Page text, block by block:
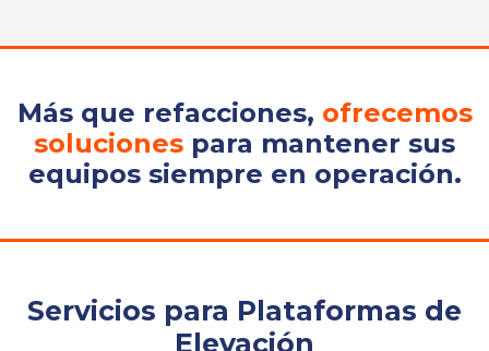
Más que refacciones, ofrecemos
soluciones para mantener sus
equipos siempre en operación.
Servicios para Plataformas de
Elevación